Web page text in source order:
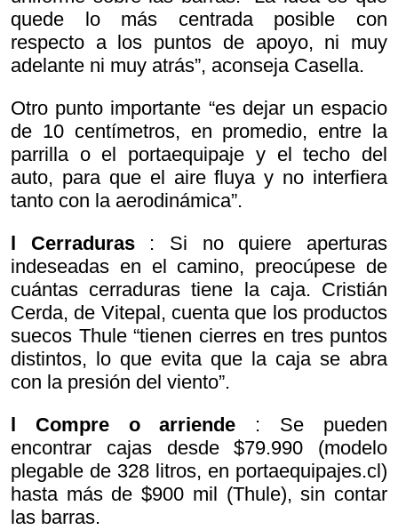
quede lo más centrada posible con
respecto a los puntos de apoyo, ni muy
adelante ni muy atrás”, aconseja Casella.
Otro punto importante “es dejar un espacio
de 10 centímetros, en promedio, entre la
parrilla o el portaequipaje y el techo del
auto, para que el aire fluya y no interfiera
tanto con la aerodinámica”.
l Cerraduras: Si no quiere aperturas
indeseadas en el camino, preocúpese de
cuántas cerraduras tiene la caja. Cristián
Cerda, de Vitepal, cuenta que los productos
suecos Thule “tienen cierres en tres puntos
distintos, lo que evita que la caja se abra
con la presión del viento”.
l Compre o arriende : Se pueden
encontrar cajas desde $79.990 (modelo
plegable de 328 litros, en portaequipajes.cl)
hasta más de $900 mil (Thule), sin contar
las barras.